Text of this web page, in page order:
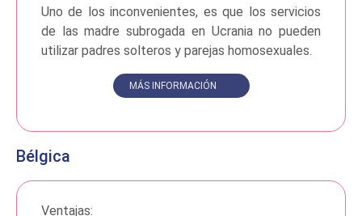
Uno de los inconvenientes, es que los servicios
de las madre subrogada en Ucrania no pueden
utilizar padres solteros y parejas homosexuales.
MÁS INFORMACIÓN
Bélgica
Ventajas: